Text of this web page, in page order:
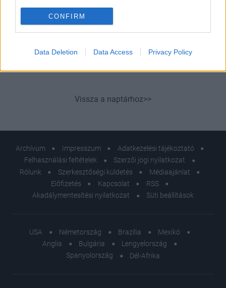
CONFIRM
Data Deletion Data Access Privacy Policy
anyák adják bölcsődébe a gyermeküket -
Vissza a naptárhoz>>
Archívum Impresszum
Adatkezelési tájékoztató
Felhasználási feltételek
Szerzői jogi nyilatkozat
Rólunk
Szerkesztőségi küldetés
Médiaajánlat
Előfizetés
Kapcsolat
RSS
Akadálymentesítési nyilatkozat
Süti beállítások
USA Németország Brazília
Mexikó
Anglia
Bulgária
Lengyelország
Spanyolország
Dél-Afrika